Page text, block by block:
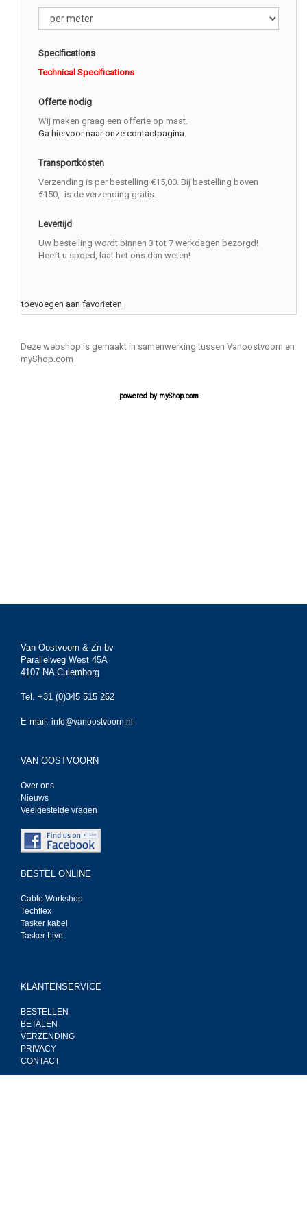
Specifications
Technical Specifications
Offerte nodig
Wij maken graag een offerte op maat.
Ga hiervoor naar onze contactpagina.
Transportkosten
Verzending is per bestelling €15,00. Bij bestelling boven
€150,- is de verzending gratis.
Levertijd
Uw bestelling wordt binnen 3 tot 7 werkdagen bezorgd!
Heeft u spoed, laat het ons dan weten!
toevoegen aan favorieten
Deze webshop is gemaakt in samenwerking tussen Vanoostvoorn en
myShop.com
powered by myShop.com
Van Oostvoorn & Zn bv
Parallelweg West 45A
4107 NA Culemborg
Tel. +31 (0)345 515 262
E-mail: info@vanoostvoorn.nl
VAN OOSTVOORN
Over ons
Nieuws
Veelgestelde vragen
BESTEL ONLINE
Cable Workshop
Techflex
Tasker kabel
Tasker Live
KLANTENSERVICE
BESTELLEN
BETALEN
VERZENDING
PRIVACY
CONTACT